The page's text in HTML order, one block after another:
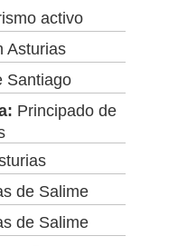
activo
Asturias
Santiago
Principado de
de Salime
de Salime